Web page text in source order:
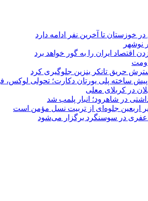
خوزستان تا آخرین نفر ادامه دارد
نوشهر
اقتصاد ایران را به گور خواهد برد
حریق تانکر بنزین جلوگیری کرد
پیش ساخته پلی یورتان دکارت؛ تحولی
در کربلای معلی
اربعین جلوه‌ای از تربیت نسل مؤمن است
عفری در سوسنگرد برگزار می‌شود